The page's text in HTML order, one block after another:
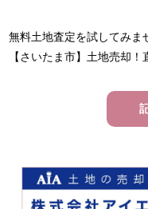
無料土地査定を試してみま
【さいたま市】土地売却！